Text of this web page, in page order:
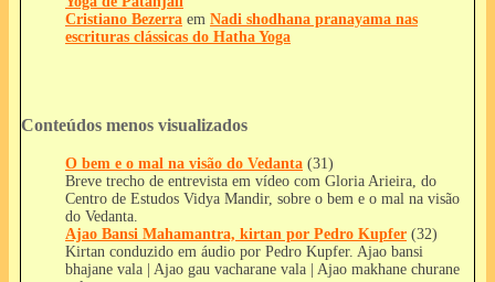
Cristiano Bezerra em Nadi shodhana pranayama nas
escrituras clássicas do Hatha Yoga
Conteúdos menos visualizados
O bem e o mal na visão do Vedanta (31)
Breve trecho de entrevista em vídeo com Gloria Arieira, do
Centro de Estudos Vidya Mandir, sobre o bem e o mal na visão
do Vedanta.
Ajao Bansi Mahamantra, kirtan por Pedro Kupfer (32)
Kirtan conduzido em áudio por Pedro Kupfer. Ajao bansi
bhajane vala | Ajao gau vacharane vala | Ajao makhane churane